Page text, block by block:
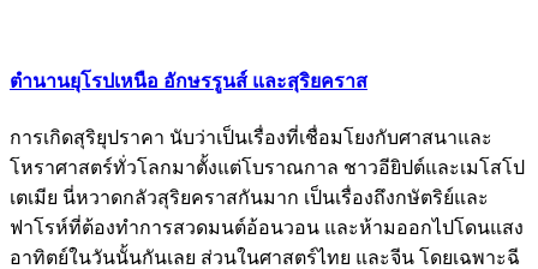
ตำนานยุโรปเหนือ อักษรรูนส์ และสุริยคราส
การเกิดสุริยุปราคา นับว่าเป็นเรื่องที่เชื่อมโยงกับศาสนาและ
โหราศาสตร์ทั่วโลกมาตั้งแต่โบราณกาล ชาวอียิปต์และเมโสโป
เตเมีย นี่หวาดกลัวสุริยคราสกันมาก เป็นเรื่องถึงกษัตริย์และ
ฟาโรห์ที่ต้องทำการสวดมนต์อ้อนวอน และห้ามออกไปโดนแสง
อาทิตย์ในวันนั้นกันเลย ส่วนในศาสตร์ไทย และจีน โดยเฉพาะฉี